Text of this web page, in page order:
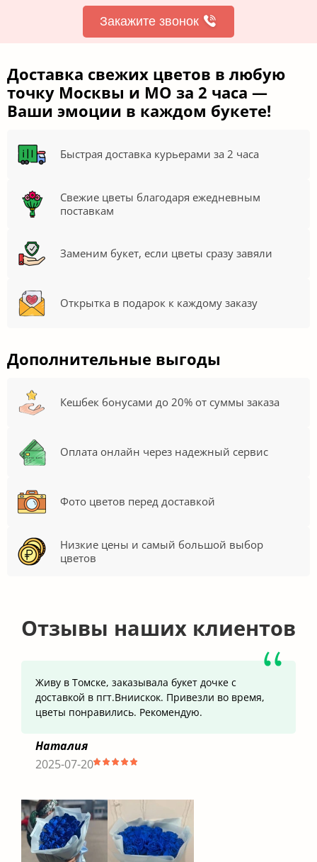
Закажите звонок
Доставка свежих цветов в любую
точку Москвы и МО за 2 часа —
Ваши эмоции в каждом букете!
Быстрая доставка курьерами за 2 часа
Свежие цветы благодаря ежедневным
поставкам
Заменим букет, если цветы сразу завяли
Открытка в подарок к каждому заказу
Дополнительные выгоды
Кешбек бонусами до 20% от суммы заказа
Оплата онлайн через надежный сервис
Фото цветов перед доставкой
Низкие цены и самый большой выбор
цветов
Отзывы наших клиентов
Живу в Томске, заказывала букет дочке с
доставкой в пгт.Вниискок. Привезли во время,
цветы понравились. Рекомендую.
Наталия
2025-07-20